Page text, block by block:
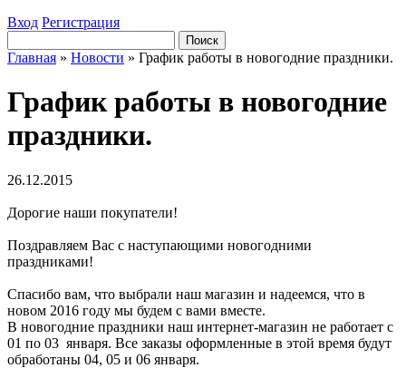
Вход Регистрация
Главная » Новости » График работы в новогодние праздники.
График работы в новогодние
праздники.
26.12.2015
Дорогие наши покупатели!
Поздравляем Вас с наступающими новогодними
праздниками!
Спасибо вам, что выбрали наш магазин и надеемся, что в
новом 2016 году мы будем с вами вместе.
В новогодние праздники наш интернет-магазин не работает с
01 по 03 января. Все заказы оформленные в этой время будут
обработаны 04, 05 и 06 января.